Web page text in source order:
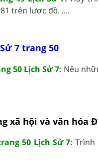
trên lược đồ. ....
7 trang 50
50 Lịch Sử 7: Nêu
xã hội và văn hóa
50 Lịch Sử 7: Trình